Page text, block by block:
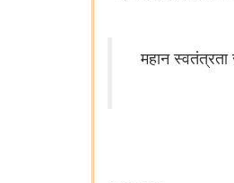
महान